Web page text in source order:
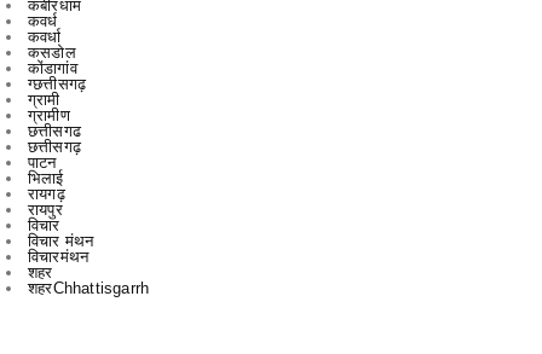
ग्छत्तीसगढ़
ग्रामी
ग्रामीण
छत्तीसगढ
छत्तीसगढ़
पाटन
भिलाई
रायगढ़
रायपुर
विचार
विचार मंथन
विचारमंथन
शहर
शहरChhattisgarrh